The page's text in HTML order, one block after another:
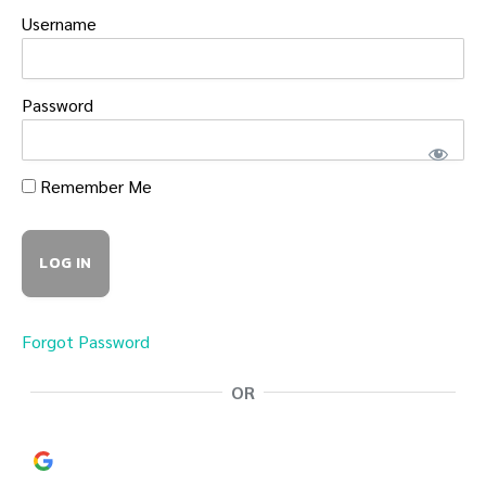
Username
Password
Remember Me
Forgot Password
OR